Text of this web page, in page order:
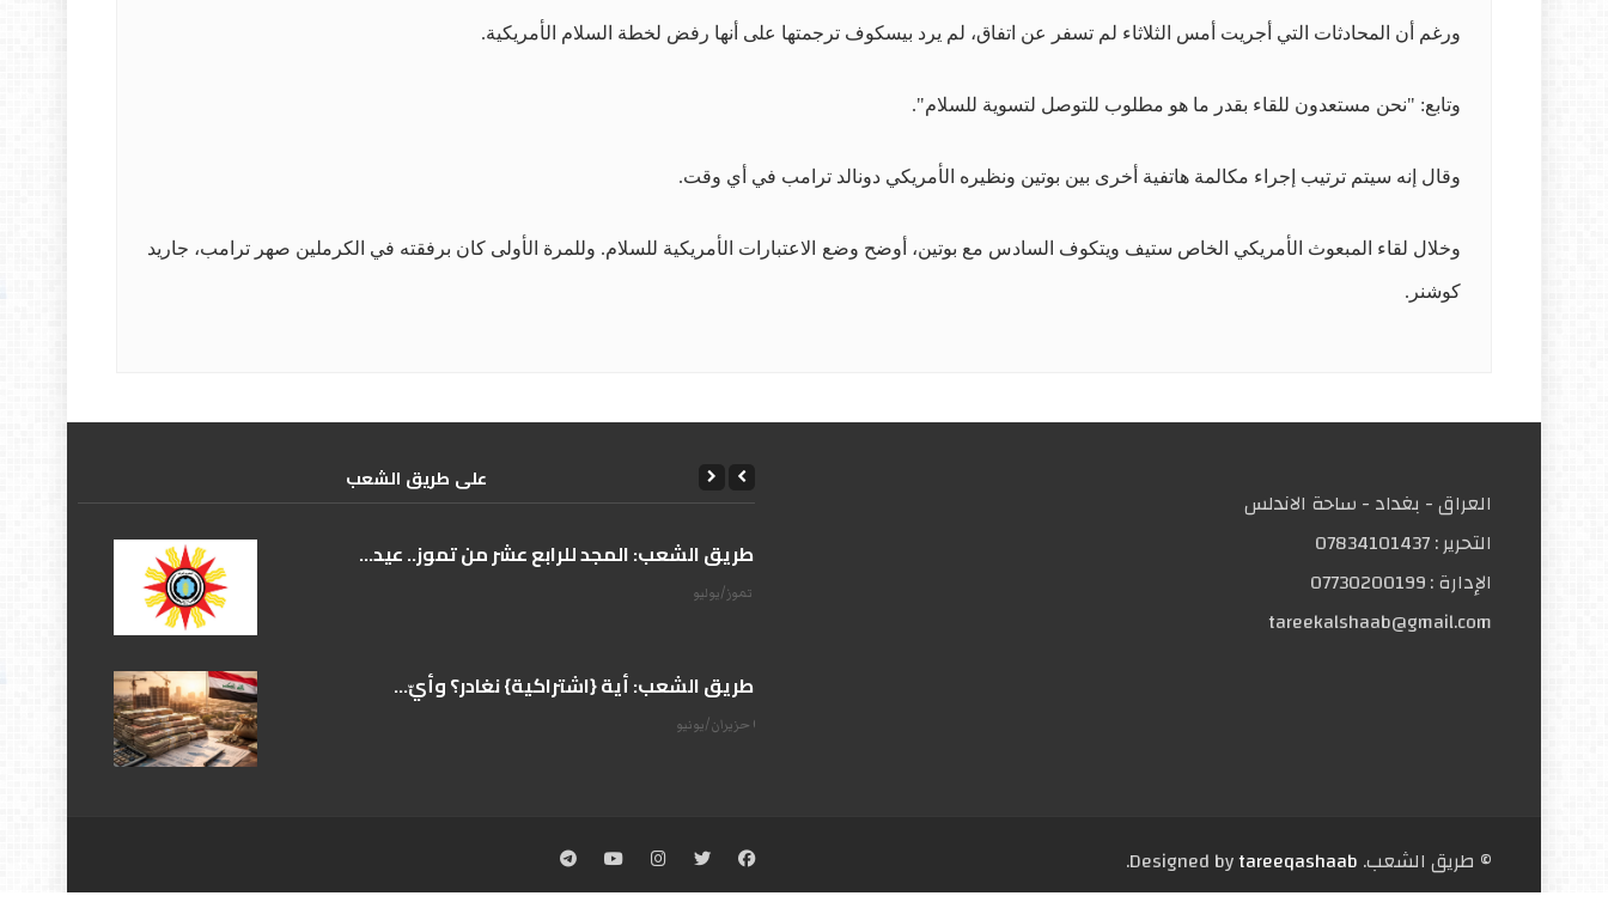
ورغم أن المحادثات التي أجريت أمس الثلاثاء لم تسفر عن اتفاق، لم يرد بيسكوف ترجمتها على أنها رفض لخطة السلام الأمريكية.
وتابع: "نحن مستعدون للقاء بقدر ما هو مطلوب للتوصل لتسوية للسلام".
وقال إنه سيتم ترتيب إجراء مكالمة هاتفية أخرى بين بوتين ونظيره الأمريكي دونالد ترامب في أي وقت.
وخلال لقاء المبعوث الأمريكي الخاص ستيف ويتكوف السادس مع بوتين، أوضح وضع الاعتبارات الأمريكية للسلام. وللمرة الأولى كان برفقته في الكرملين صهر ترامب، جاريد
كوشنر.
العراق - بغداد - ساحة الاندلس
التحریر :07834101437
الإدارة :07730200199
tareekalshaab@gmail.com
علی طریق الشعب
على طريق الشعب: المجد للرابع عشر من تموز.. عيد...
على طريق الشعب: أية {اشتراكية} نغادر؟ وأيّ...
07 حزيران/يونيو
© طریق الشعب. Designed by tareeqashaab
.